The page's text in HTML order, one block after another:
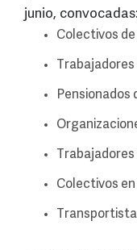
junio, convocadas:
Colectivos
Trabajadores
Pensionados
Trabajadores
Colectivos en